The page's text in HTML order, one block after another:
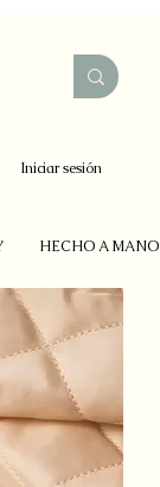
Iniciar sesión
HECHO A MANO